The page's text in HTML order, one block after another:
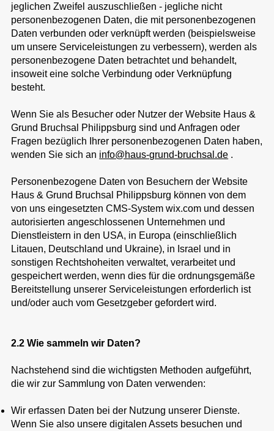
jeglichen Zweifel auszuschließen - jegliche nicht
personenbezogenen Daten, die mit personenbezogenen
Daten verbunden oder verknüpft werden (beispielsweise
um unsere Serviceleistungen zu verbessern), werden als
personenbezogene Daten betrachtet und behandelt,
insoweit eine solche Verbindung oder Verknüpfung
besteht.
Wenn Sie als Besucher oder Nutzer der Website Haus &
Grund Bruchsal Philippsburg sind und Anfragen oder
Fragen bezüglich Ihrer personenbezogenen Daten haben,
wenden Sie sich an info@haus-grund-bruchsal.de .
Personenbezogene Daten von Besuchern der Website
Haus & Grund Bruchsal Philippsburg können von dem
von uns eingesetzten CMS-System wix.com und dessen
autorisierten angeschlossenen Unternehmen und
Dienstleistern in den USA, in Europa (einschließlich
Litauen, Deutschland und Ukraine), in Israel und in
sonstigen Rechtshoheiten verwaltet, verarbeitet und
gespeichert werden, wenn dies für die ordnungsgemäße
Bereitstellung unserer Serviceleistungen erforderlich ist
und/oder auch vom Gesetzgeber gefordert wird.
2.2 Wie sammeln wir Daten?
Nachstehend sind die wichtigsten Methoden aufgeführt,
die wir zur Sammlung von Daten verwenden:
Wir erfassen Daten bei der Nutzung unserer Dienste.
Wenn Sie also unsere digitalen Assets besuchen und